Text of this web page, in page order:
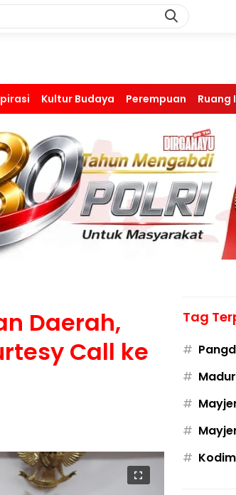
Kultur Budaya Perempuan Ruang
Daerah,
Call ke
Tag
#
#
#
#
#